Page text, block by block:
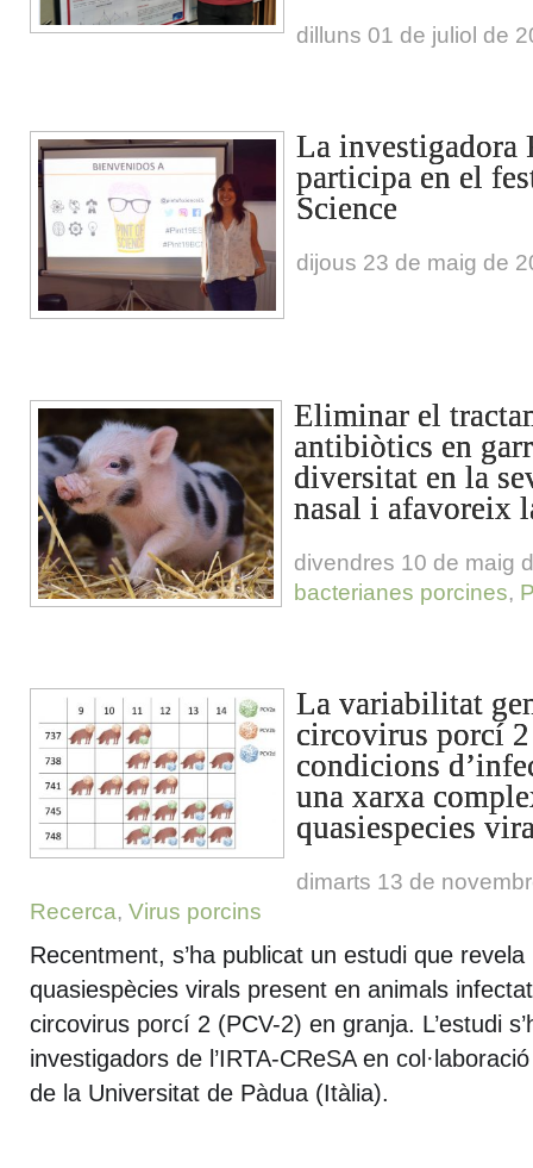
dilluns 01 de juliol de
La investigadora
participa en el
Science
dijous 23 de maig de
Eliminar el
antibiòtics en
diversitat en la
nasal i afavoreix
divendres 10 de maig
bacterianes porcines,
La variabilitat
circovirus porcí
condicions
una xarxa
quasiespecies
dimarts 13 de
Recerca, Virus porcins
Recentment, s’ha publicat un estudi que
quasiespècies virals present en animals
circovirus porcí 2 (PCV-2) en granja. L’estudi
investigadors de l’IRTA-CReSA en
de la Universitat de Pàdua (Itàlia).